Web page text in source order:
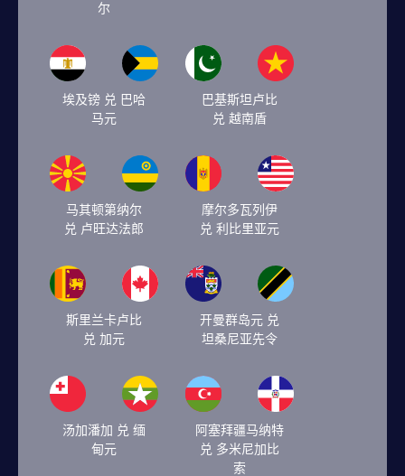
尔
埃及镑 兑 巴哈
马元
巴基斯坦卢比
兑 越南盾
马其顿第纳尔
兑 卢旺达法郎
摩尔多瓦列伊
兑 利比里亚元
斯里兰卡卢比
兑 加元
开曼群岛元 兑
坦桑尼亚先令
汤加潘加 兑 缅
甸元
阿塞拜疆马纳特
兑 多米尼加比
索